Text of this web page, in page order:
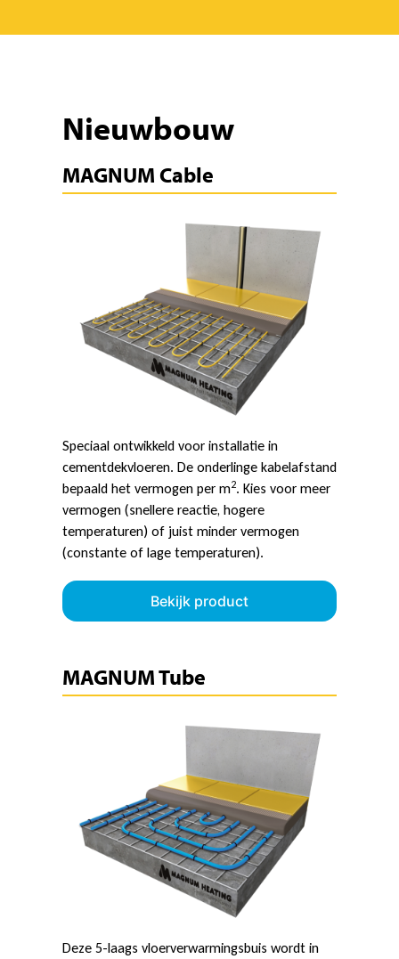
Nieuwbouw
MAGNUM Cable
Speciaal ontwikkeld voor installatie in
cementdekvloeren. De onderlinge kabelafstand
bepaald het vermogen per m2. Kies voor meer
vermogen (snellere reactie, hogere
temperaturen) of juist minder vermogen
(constante of lage temperaturen).
Bekijk product
MAGNUM Tube
Deze 5-laags vloerverwarmingsbuis wordt in